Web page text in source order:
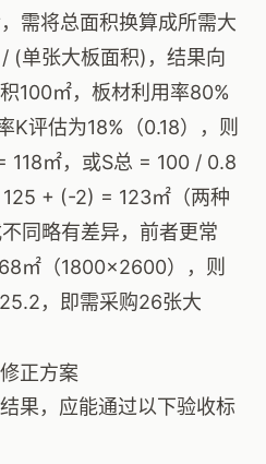
需将总面积换算成所需大
(单张大板面积)，结果向
100㎡，板材利用率80%
K评估为18%（0.18），则
118㎡，或S总 = 100 / 0.8
+ (-2) = 123㎡（两种
同略有差异，前者更常
㎡（1800×2600），则
，即需采购26张大
正方案
果，应能通过以下验收标